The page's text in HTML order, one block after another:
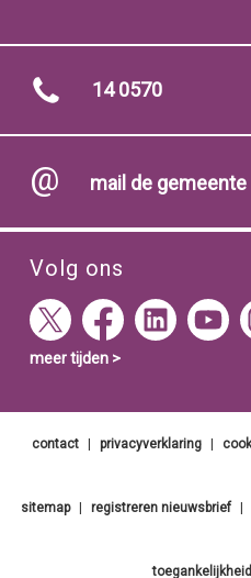
meer tijden >
14 0570
mail de gemeente
Volg ons
contact privacyverklaring
sitemap registreren nieuwsbrief
toegankelijkheid